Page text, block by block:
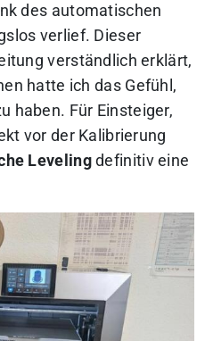
des automatischen
verlief. Dieser
verständlich erklärt,
hatte ich das Gefühl,
haben. Für Einsteiger,
vor der Kalibrierung
Levelingdefinitiv eine